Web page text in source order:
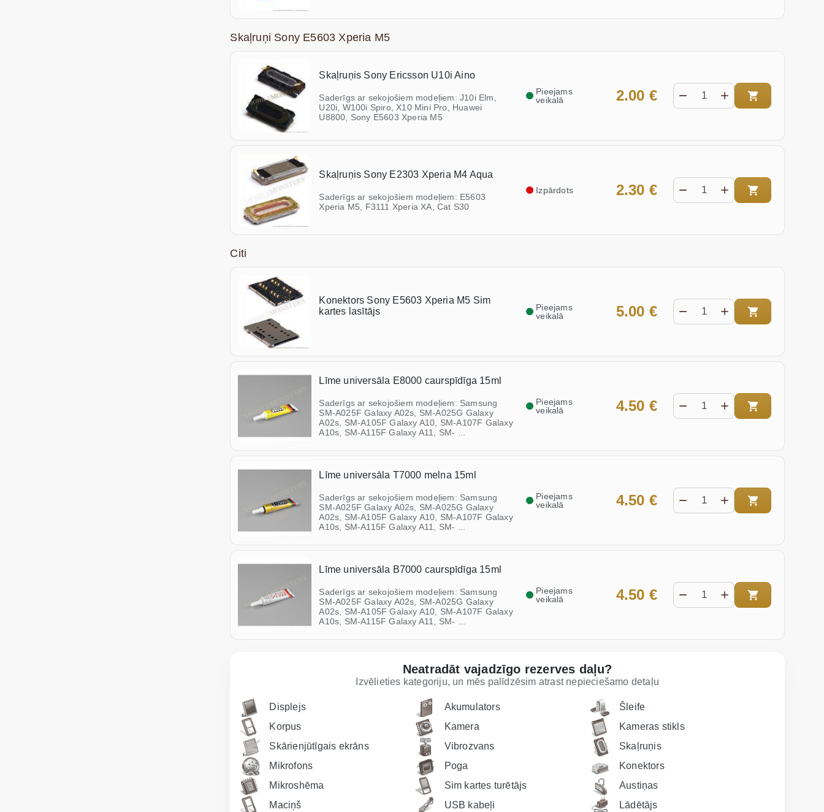
Skaļruņi Sony E5603 Xperia M5
Skaļruņis Sony Ericsson U10i Aino
Saderīgs ar sekojošiem modeļiem: J10i Elm,
U20i, W100i Spiro, X10 Mini Pro, Huawei
U8800, Sony E5603 Xperia M5
2.00 €
Pieejams
veikalā
Skaļruņis Sony E2303 Xperia M4 Aqua
Saderīgs ar sekojošiem modeļiem: E5603
Xperia M5, F3111 Xperia XA, Cat S30
2.30 €
Izpārdots
Citi
Konektors Sony E5603 Xperia M5 Sim
kartes lasītājs
5.00 €
Pieejams
veikalā
Līme universāla E8000 caurspīdīga 15ml
Saderīgs ar sekojošiem modeļiem: Samsung
SM-A025F Galaxy A02s, SM-A025G Galaxy
A02s, SM-A105F Galaxy A10, SM-A107F Galaxy
A10s, SM-A115F Galaxy A11, SM- ...
4.50 €
Pieejams
veikalā
Līme universāla T7000 melna 15ml
Saderīgs ar sekojošiem modeļiem: Samsung
SM-A025F Galaxy A02s, SM-A025G Galaxy
A02s, SM-A105F Galaxy A10, SM-A107F Galaxy
A10s, SM-A115F Galaxy A11, SM- ...
4.50 €
Pieejams
veikalā
Līme universāla B7000 caurspīdīga 15ml
Saderīgs ar sekojošiem modeļiem: Samsung
SM-A025F Galaxy A02s, SM-A025G Galaxy
A02s, SM-A105F Galaxy A10, SM-A107F Galaxy
A10s, SM-A115F Galaxy A11, SM- ...
4.50 €
Pieejams
veikalā
Neatradāt vajadzīgo rezerves daļu?
Izvēlieties kategoriju, un mēs palīdzēsim atrast nepieciešamo detaļu
Displejs Akumulators
Šleife
Korpus
Kamera
Kameras stikls
Skārienjūtīgais ekrāns
Vibrozvans
Skaļruņis
Mikrofons
Poga
Konektors
Mikroshēma
Sim kartes turētājs
Austiņas
Maciņš
USB kabeļi Lādētājs